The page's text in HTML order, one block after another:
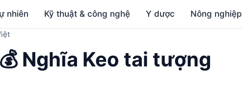
nhiên Kỹ thuật & công nghệ Y dược Nông nghiệp
Nghĩa Keo tai tượng